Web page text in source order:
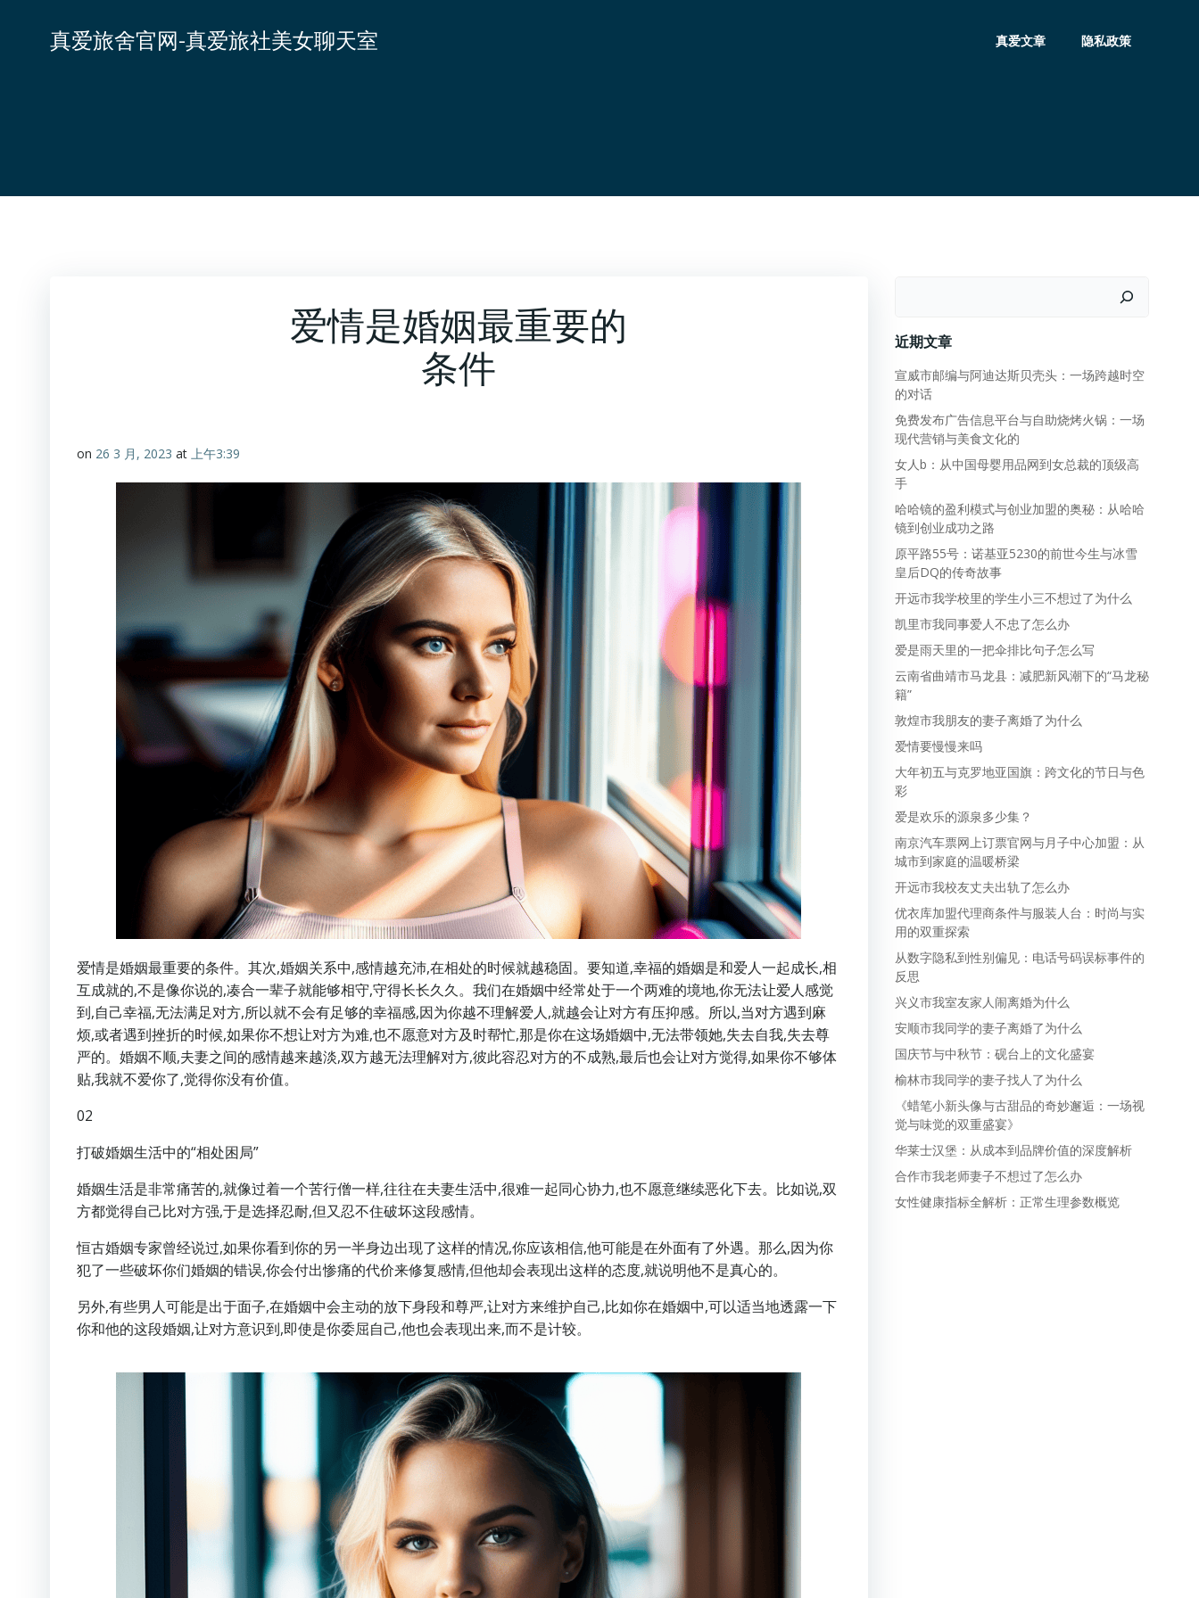
真爱旅舍官网-真爱旅社美女聊天室 真爱文章 隐私政策
爱情是婚姻最重要的
条件
on 26 3 月, 2023 at 上午3:39
爱情是婚姻最重要的条件。其次,婚姻关系中,感情越充沛,在相处的时候就越稳固。要知道,幸福的婚姻是和爱人一起成长,相
互成就的,不是像你说的,凑合一辈子就能够相守,守得长长久久。我们在婚姻中经常处于一个两难的境地,你无法让爱人感觉
到,自己幸福,无法满足对方,所以就不会有足够的幸福感,因为你越不理解爱人,就越会让对方有压抑感。所以,当对方遇到麻
烦,或者遇到挫折的时候,如果你不想让对方为难,也不愿意对方及时帮忙,那是你在这场婚姻中,无法带领她,失去自我,失去尊
严的。婚姻不顺,夫妻之间的感情越来越淡,双方越无法理解对方,彼此容忍对方的不成熟,最后也会让对方觉得,如果你不够体
贴,我就不爱你了,觉得你没有价值。
02
打破婚姻生活中的“相处困局”
婚姻生活是非常痛苦的,就像过着一个苦行僧一样,往往在夫妻生活中,很难一起同心协力,也不愿意继续恶化下去。比如说,双
方都觉得自己比对方强,于是选择忍耐,但又忍不住破坏这段感情。
恒古婚姻专家曾经说过,如果你看到你的另一半身边出现了这样的情况,你应该相信,他可能是在外面有了外遇。那么,因为你
犯了一些破坏你们婚姻的错误,你会付出惨痛的代价来修复感情,但他却会表现出这样的态度,就说明他不是真心的。
另外,有些男人可能是出于面子,在婚姻中会主动的放下身段和尊严,让对方来维护自己,比如你在婚姻中,可以适当地透露一下
你和他的这段婚姻,让对方意识到,即使是你委屈自己,他也会表现出来,而不是计较。
近期文章
宣威市邮编与阿迪达斯贝壳头：一场跨越时空
的对话
免费发布广告信息平台与自助烧烤火锅：一场
现代营销与美食文化的
女人b：从中国母婴用品网到女总裁的顶级高
手
哈哈镜的盈利模式与创业加盟的奥秘：从哈哈
镜到创业成功之路
原平路55号：诺基亚5230的前世今生与冰雪
皇后DQ的传奇故事
开远市我学校里的学生小三不想过了为什么
凯里市我同事爱人不忠了怎么办
爱是雨天里的一把伞排比句子怎么写
云南省曲靖市马龙县：减肥新风潮下的“马龙秘
籍”
敦煌市我朋友的妻子离婚了为什么
爱情要慢慢来吗
大年初五与克罗地亚国旗：跨文化的节日与色
彩
爱是欢乐的源泉多少集？
南京汽车票网上订票官网与月子中心加盟：从
城市到家庭的温暖桥梁
开远市我校友丈夫出轨了怎么办
优衣库加盟代理商条件与服装人台：时尚与实
用的双重探索
从数字隐私到性别偏见：电话号码误标事件的
反思
兴义市我室友家人闹离婚为什么
安顺市我同学的妻子离婚了为什么
国庆节与中秋节：砚台上的文化盛宴
榆林市我同学的妻子找人了为什么
《蜡笔小新头像与古甜品的奇妙邂逅：一场视
觉与味觉的双重盛宴》
华莱士汉堡：从成本到品牌价值的深度解析
合作市我老师妻子不想过了怎么办
女性健康指标全解析：正常生理参数概览